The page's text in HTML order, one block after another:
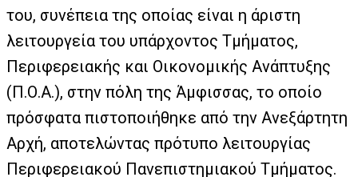
του, συνέπεια της οποίας είναι η άριστη
λειτουργεία του υπάρχοντος Τμήματος,
Περιφερειακής και Οικονομικής Ανάπτυξης
(Π.Ο.Α.), στην πόλη της Άμφισσας, το οποίο
πρόσφατα πιστοποιήθηκε από την Ανεξάρτητη
Αρχή, αποτελώντας πρότυπο λειτουργίας
Περιφερειακού Πανεπιστημιακού Τμήματος.